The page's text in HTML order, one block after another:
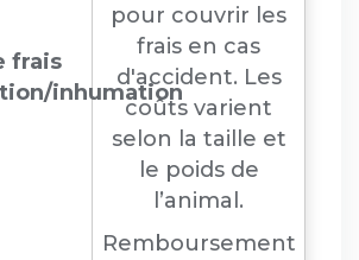
frais
inhumation
pour couvrir les
frais en cas
d'accident. Les
coûts varient
selon la taille et
le poids de
l’animal.
Remboursement